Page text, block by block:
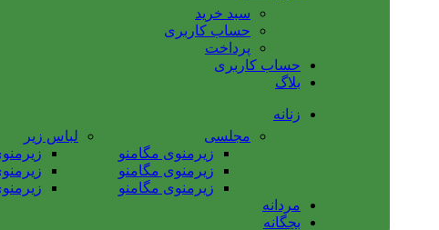
سبد خرید
حساب کاربری
پرداخت
حساب کاربری
بلاگ
زنانه
مجلسی
زیرمنوی مگامنو
زیرمنوی مگامنو
زیرمنوی مگامنو
لباس زیر
مردانه
بچگانه